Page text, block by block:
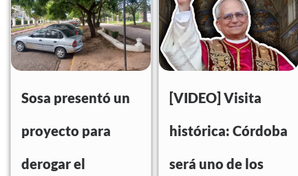
Sosa presentó un
proyecto para
derogar el
[VIDEO] Visita
histórica: Córdoba
será uno de los